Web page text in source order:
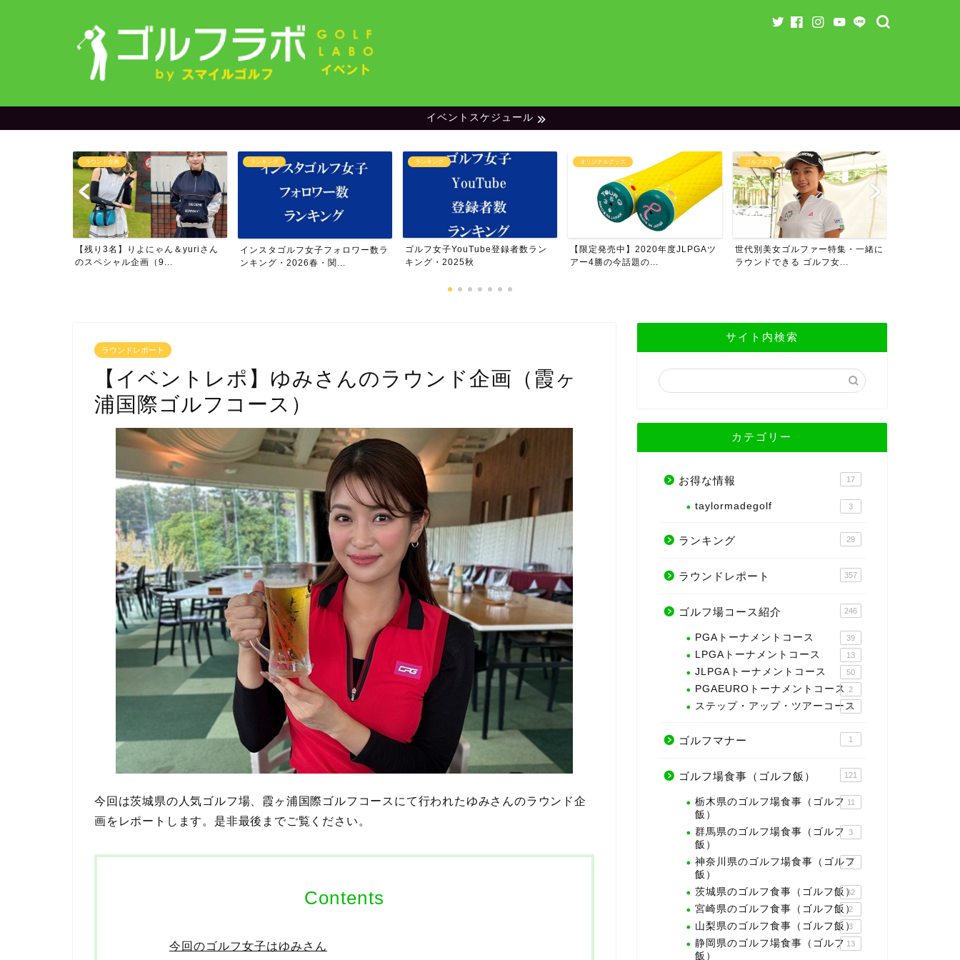
イベントスケジュール
ラウンド企画
【残り3名】りよにゃん＆yuriさん
のスペシャル企画（9...
ランキング
インスタゴルフ女子フォロワー数ラ
ンキング・2026春・関...
ランキング
ゴルフ女子YouTube登録者数ラン
キング・2025秋
オリジナルグッズ
【限定発売中】2020年度JLPGAツ
アー4勝の今話題の...
ゴルフ女子
世代別美女ゴルファー特集・一緒に
ラウンドできる ゴルフ女...
ラウンドレポート
【イベントレポ】ゆみさんのラウンド企画（霞ヶ
浦国際ゴルフコース）
今回は茨城県の人気ゴルフ場、霞ヶ浦国際ゴルフコースにて行われたゆみさんのラウンド企
画をレポートします。是非最後までご覧ください。
Contents
今回のゴルフ女子はゆみさん
サイト内検索
カテゴリー
お得な情報 17
taylormadegolf 3
ランキング 29
ラウンドレポート 357
ゴルフ場コース紹介 246
PGAトーナメントコース 39
LPGAトーナメントコース 13
JLPGAトーナメントコース 50
PGAEUROトーナメントコース 2
ステップ・アップ・ツアーコース
3
ゴルフマナー 1
ゴルフ場食事（ゴルフ飯） 121
栃木県のゴルフ場食事（ゴルフ
飯）
11
群馬県のゴルフ場食事（ゴルフ
飯）
3
神奈川県のゴルフ場食事（ゴルフ
飯）
3
茨城県のゴルフ食事（ゴルフ飯）
32
宮崎県のゴルフ食事（ゴルフ飯）
2
山梨県のゴルフ食事（ゴルフ飯）
3
静岡県のゴルフ場食事（ゴルフ
飯）
13